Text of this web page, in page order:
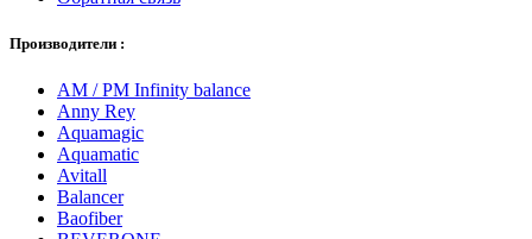
Производители :
AM / PM Infinity balance
Anny Rey
Aquamagic
Aquamatic
Avitall
Balancer
Baofiber